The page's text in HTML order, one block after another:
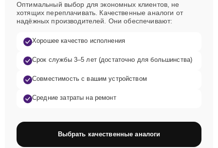
Оптимальный выбор для экономных клиентов, не
хотящих переплачивать. Качественные аналоги от
надёжных производителей. Они обеспечивают:
Хорошее качество исполнения
Срок службы 3–5 лет (достаточно для большинства)
Совместимость с вашим устройством
Средние затраты на ремонт
Выбрать качественные аналоги